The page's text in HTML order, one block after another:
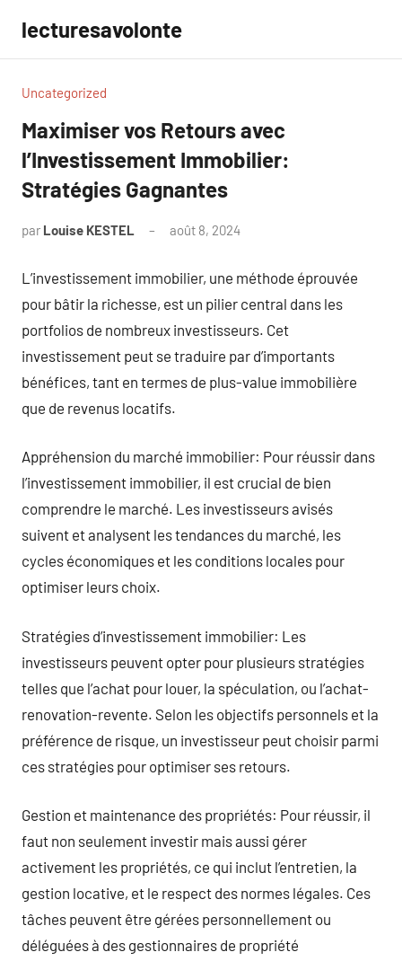
contenu
lecturesavolonte
Uncategorized
Maximiser vos Retours avec
l’Investissement Immobilier:
Stratégies Gagnantes
par Louise KESTEL août 8, 2024
L’investissement immobilier, une méthode éprouvée
pour bâtir la richesse, est un pilier central dans les
portfolios de nombreux investisseurs. Cet
investissement peut se traduire par d’importants
bénéfices, tant en termes de plus-value immobilière
que de revenus locatifs.
Appréhension du marché immobilier: Pour réussir dans
l’investissement immobilier, il est crucial de bien
comprendre le marché. Les investisseurs avisés
suivent et analysent les tendances du marché, les
cycles économiques et les conditions locales pour
optimiser leurs choix.
Stratégies d’investissement immobilier: Les
investisseurs peuvent opter pour plusieurs stratégies
telles que l’achat pour louer, la spéculation, ou l’achat-
renovation-revente. Selon les objectifs personnels et la
préférence de risque, un investisseur peut choisir parmi
ces stratégies pour optimiser ses retours.
Gestion et maintenance des propriétés: Pour réussir, il
faut non seulement investir mais aussi gérer
activement les propriétés, ce qui inclut l’entretien, la
gestion locative, et le respect des normes légales. Ces
tâches peuvent être gérées personnellement ou
déléguées à des gestionnaires de propriété